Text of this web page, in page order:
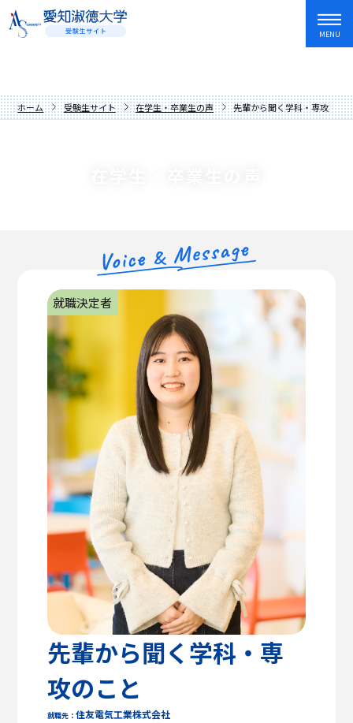
MENU
入試情報・学費
先輩からの応援メッセージ
心理学部
健康医療科学部
食健康科学部
福祉貢献学部
交流文化学部
ビジネス学部
グローバル・コミュニケーション学部
数字でわかる愛知淑徳大学
学長メッセージ
星が丘キャンパス
センパイのリアルライフ
学生支援
就職サポート
キャリア教育・インターンシップ
キャリア支援・資格対策
留学支援
在学生・卒業生の声
高校教諭の方へ
公式SNS
入学を
決めた理由
学生VOICE
愛知淑徳大学公式サイト
ホーム 受験生サイト 在学生・卒業生の声 先輩から聞く学科・専攻のこ
就職決定者
先輩から聞く学科・専
攻のこと
就職先： 住友電気工業株式会社